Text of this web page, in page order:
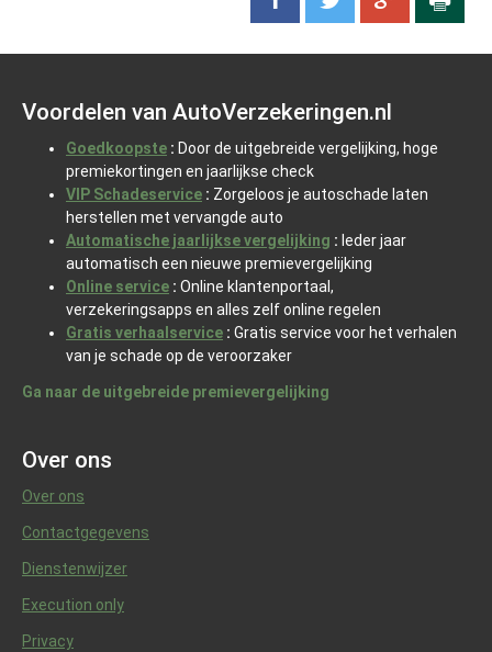
Voordelen van AutoVerzekeringen.nl
Goedkoopste : Door de uitgebreide vergelijking, hoge
premiekortingen en jaarlijkse check
VIP Schadeservice : Zorgeloos je autoschade laten
herstellen met vervangde auto
Automatische jaarlijkse vergelijking : Ieder jaar
automatisch een nieuwe premievergelijking
Online service : Online klantenportaal,
verzekeringsapps en alles zelf online regelen
Gratis verhaalservice : Gratis service voor het verhalen
van je schade op de veroorzaker
Ga naar de uitgebreide premievergelijking
Over ons
Over ons
Contactgegevens
Dienstenwijzer
Execution only
Privacy